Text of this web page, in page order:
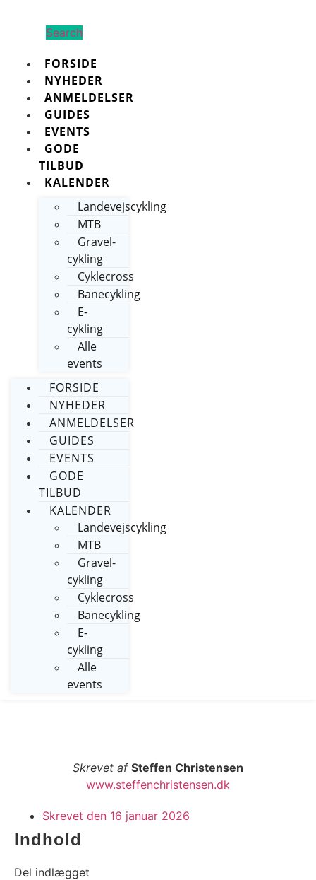
Search
FORSIDE
NYHEDER
ANMELDELSER
GUIDES
EVENTS
GODE
TILBUD
KALENDER
Landevejscykling
MTB
Gravel-
cykling
Cyklecross
Banecykling
E-
cykling
Alle
events
FORSIDE
NYHEDER
ANMELDELSER
GUIDES
EVENTS
GODE
TILBUD
KALENDER
Landevejscykling
MTB
Gravel-
cykling
Cyklecross
Banecykling
E-
cykling
Alle
events
Skrevet af Steffen Christensen
www.steffenchristensen.dk
Skrevet den 16 januar 2026
Indhold
Del indlægget